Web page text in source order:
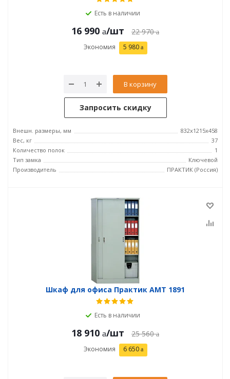
Есть в наличии
16 990 /шт 22 970
Экономия 5 980
В корзину
Запросить скидку
Внешн. размеры, мм
832x1215x458
Вес, кг
37
Количество полок
1
Тип замка
Ключевой
Производитель
ПРАКТИК (Россия)
Шкаф для офиса Практик AMT 1891
Есть в наличии
18 910 /шт 25 560
Экономия 6 650